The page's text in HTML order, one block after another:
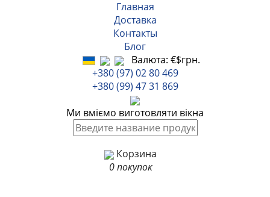
Главная
Доставка
Контакты
Блог
Валюта: €$грн.
+380 (97) 02 80 469
+380 (99) 47 31 869
Ми вміємо виготовляти вікна
Корзина
0 покупок